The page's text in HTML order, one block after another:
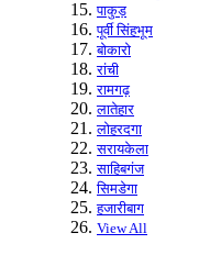
पाकुड़
पूर्वी सिंहभूम
बोकारो
रांची
रामगढ़
लातेहार
लोहरदगा
सरायकेला
साहिबगंज
सिमडेगा
हजारीबाग
View All